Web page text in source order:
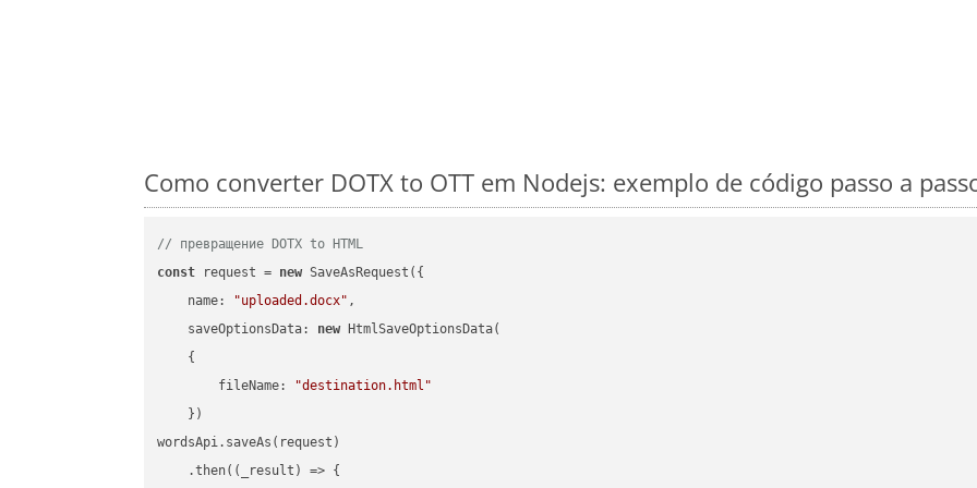
Como converter DOTX to OTT em Nodejs: exemplo de código passo a
// превращение DOTX to HTML
const request = new SaveAsRequest({
name: "uploaded.docx" ,
saveOptionsData: new HtmlSaveOptionsData(
    {
fileName:
"destination.html"
    })
wordsApi.saveAs(request)
    .then(
( _result ) => {